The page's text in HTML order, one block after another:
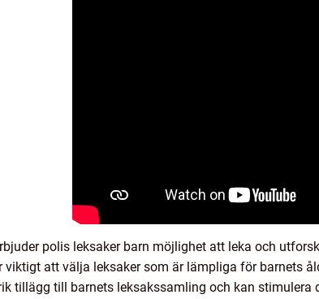
polis leksaker barn möjlighet att leka och
viktigt att välja leksaker som är lämpliga för barnets
tillägg till barnets leksakssamling och kan